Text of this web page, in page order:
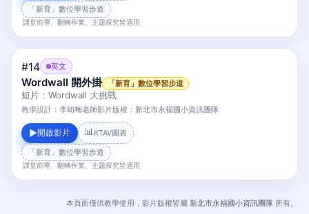
「新育」數位學習步道
課堂前導、翻轉作業、主題探究皆適用
#14 英文
Wordwall 開外掛 「新育」數位學習步道
短片：Wordwall 大挑戰
教學設計： 李幼梅老師影片版權： 新北市永福國小資訊團隊
▶開啟影片 📊 KTAV圖表
「新育」數位學習步道
課堂前導、翻轉作業、主題探究皆適用
本頁面僅供教學使用，影片版權皆屬 新北市永福國小資訊團隊 所有。